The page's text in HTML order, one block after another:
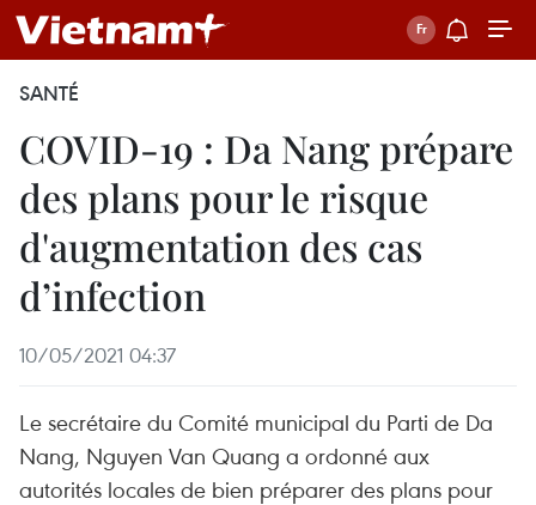
SANTÉ
COVID-19 : Da Nang prépare
des plans pour le risque
d'augmentation des cas
d’infection
10/05/2021 04:37
Le secrétaire du Comité municipal du Parti de Da
Nang, Nguyen Van Quang a ordonné aux
autorités locales de bien préparer des plans pour